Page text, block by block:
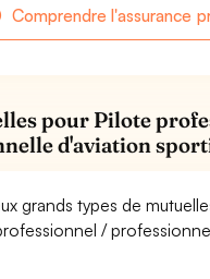
Comprendre l'assurance
pour Pilote
d'aviation
grands types de
/